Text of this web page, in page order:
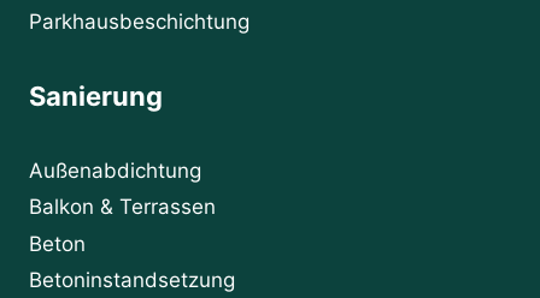
Parkhausbeschichtung
Sanierung
Außenabdichtung
Balkon & Terrassen
Beton
Betoninstandsetzung